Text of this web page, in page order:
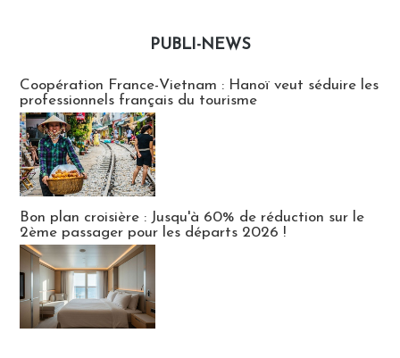
PUBLI-NEWS
Coopération France-Vietnam : Hanoï veut séduire les
professionnels français du tourisme
Bon plan croisière : Jusqu'à 60% de réduction sur le
2ème passager pour les départs 2026 !